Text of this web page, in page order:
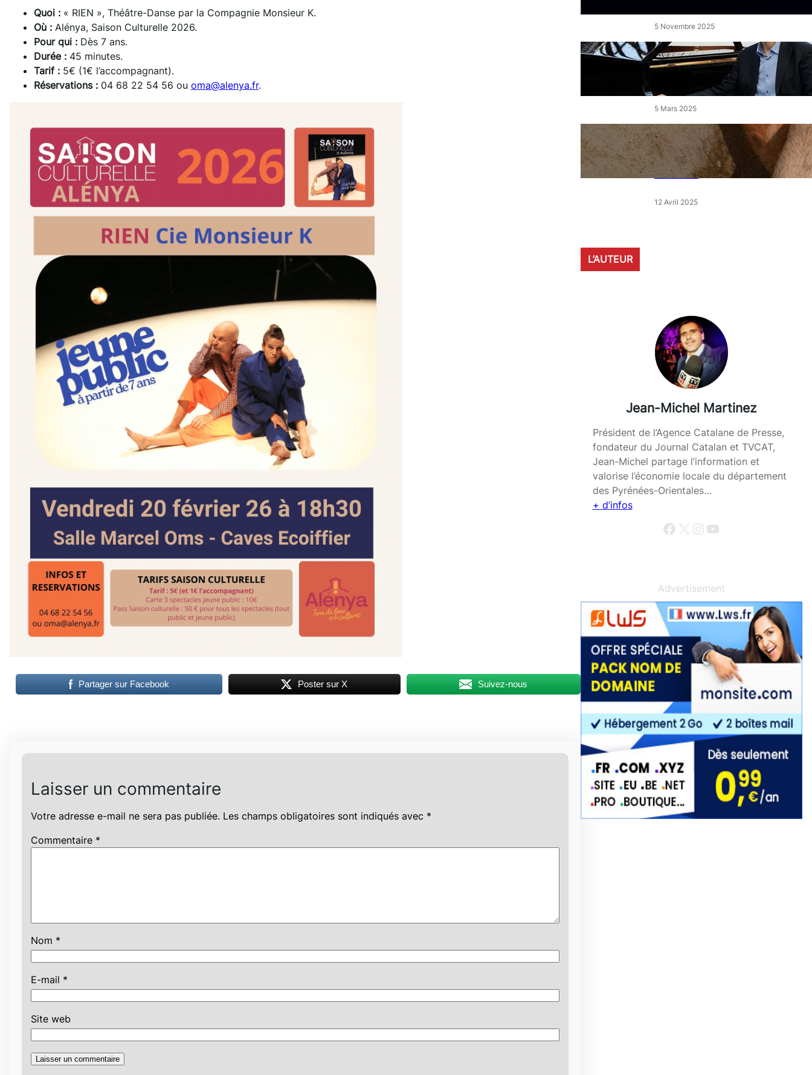
Quoi : « RIEN », Théâtre-Danse par la Compagnie Monsieur K.
Où : Alénya, Saison Culturelle 2026.
Pour qui : Dès 7 ans.
Durée : 45 minutes.
Tarif : 5€ (1€ l’accompagnant).
Réservations : 04 68 22 54 56 ou oma@alenya.fr.
Partager sur Facebook Poster sur X Suivez-nous
Laisser un commentaire
Votre adresse e-mail ne sera pas publiée. Les champs obligatoires sont indiqués avec *
Commentaire *
Nom *
E-mail *
Site web
5 Novembre 2025
« Le Disciple » de Mikhaïl
Rudy à Perpignan le vendredi
5 Mars 2025
« Qui est le moins clair » : ce
samedi, 30 actions partout en
France devant les magasins
E.Leclerc
12 Avril 2025
L’AUTEUR
Jean-Michel Martinez
Président de l’Agence Catalane de Presse,
fondateur du Journal Catalan et TVCAT,
Jean-Michel partage l’information et
valorise l’économie locale du département
des Pyrénées-Orientales…
+ d’infos
Facebook X InstagramYouTube
Advertisement